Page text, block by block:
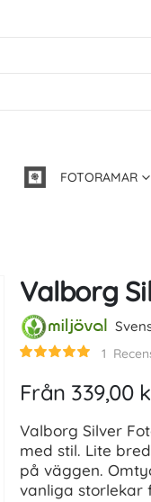
FOTORAMAR
Valborg
Betyg:
1
Från 339,00
Valborg Silver
med stil. Lite
på väggen.
vanliga storlekar